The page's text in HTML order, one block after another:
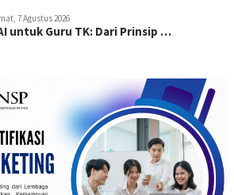
7 Agustus 2026
untuk Guru TK: Dari Prinsip …